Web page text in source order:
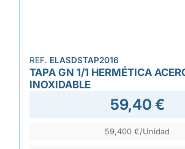
REF. ELASDSTAP2016
TAPA GN 1/1 HERMÉTICA
INOXIDABLE
59,40 €
59,400 €/Unidad